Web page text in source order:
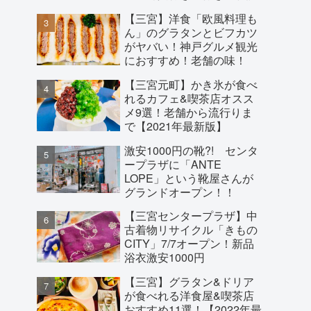
【三宮】洋食「欧風料理も
ん」のグラタンとビフカツ
がヤバい！神戸グルメ観光
におすすめ！老舗の味！
【三宮元町】かき氷が食べ
れるカフェ&喫茶店オスス
メ9選！老舗から流行りま
で【2021年最新版】
激安1000円の靴?! センタ
ープラザに「ANTE
LOPE」という靴屋さんが
グランドオープン！！
【三宮センタープラザ】中
古着物リサイクル「きもの
CITY」7/7オープン！新品
浴衣激安1000円
【三宮】グラタン&ドリア
が食べれる洋食屋&喫茶店